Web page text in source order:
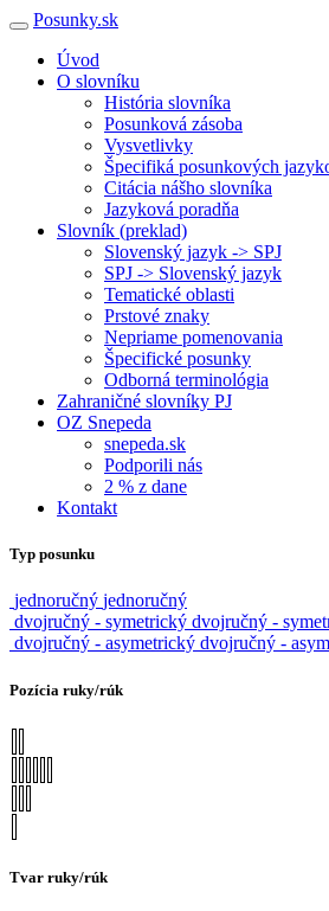
Posunky.sk
Úvod
O slovníku
História slovníka
Posunková zásoba
Vysvetlivky
Špecifiká posunkových
Citácia nášho slovníka
Jazyková poradňa
Slovník (preklad)
Slovenský jazyk -> SPJ
SPJ -> Slovenský jazyk
Tematické oblasti
Prstové znaky
Nepriame pomenovania
Špecifické posunky
Odborná terminológia
Zahraničné slovníky PJ
OZ Snepeda
snepeda.sk
Podporili nás
2 % z dane
Kontakt
Typ posunku
jednoručný jednoručný
dvojručný - symetrický dvojručný -
dvojručný - asymetrický dvojručný -
Pozícia ruky/rúk
Tvar ruky/rúk